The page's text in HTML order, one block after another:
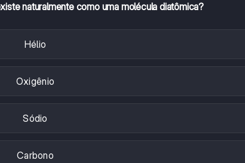
naturalmente como uma molécula diatômica?
Hélio
Oxigênio
Sódio
Carbono